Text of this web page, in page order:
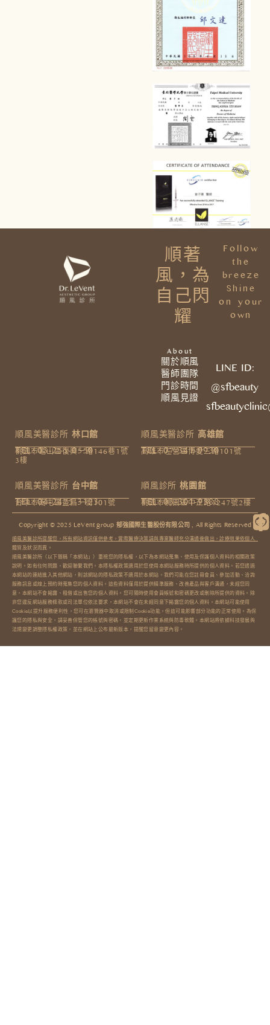
順著
風，為
自己閃
耀
Follow
the
breeze
Shine
on your
own
About
關於順風
醫師團隊
門診時間
順風見證
LINE ID:
@sfbeauty
順風美醫診所 林口館
TEL: 03-255-0550
桃園市龜山區復興一路146巷1號
3樓​
順風美醫診所 高雄館
TEL: 07-341-9930
高雄市左營區博愛三路101號
順風美醫診所 台中館
TEL: 04-2475-3123
台中市南屯區益昌一街101號
順風診所桃園館
TEL: 03-301-9588
桃園市桃園區中正路1247號2樓
Copyright © 2025 LeVent group 郁強國際生醫股份有限公司 , All Rights Reserved​
順風美醫診所提醒您，所有網站資訊僅供參考，實際醫療決策請與專業醫師充分溝通後做出，診療效果依個人
體質及狀況而異。
順風美醫診所（以下簡稱「本網站」）重視您的隱私權，以下為本網站蒐集、使用及保護個人資料的相關政策
說明。如有任何問題，歡迎聯繫我們。本隱私權政策適用於您使用本網站服務時所提供的個人資料。若您透過
本網站的連結進入其他網站，則該網站的隱私政策不適用於本網站。我們可能在您註冊會員、參加活動、洽詢
服務訊息或線上預約時蒐集您的個人資料。這些資料僅用於提供精準服務、改善產品與客戶溝通，未經您同
意，本網站不會揭露、租借或出售您的個人資料。您可隨時使用會員帳號和密碼更改或刪除所提供的資料。除
非您違反網站服務條款或司法單位依法要求，本網站不會在未經同意下揭露您的個人資料。本網站可能使用
Cookie以提升服務便利性，您可在瀏覽器中取消或限制Cookie功能，但這可能影響部分功能的正常使用。為保
護您的隱私與安全，請妥善保管您的帳號與密碼，並定期更新作業系統與防毒軟體。本網站將依據科技發展與
法規變更調整隱私權政策，並在網站上公布最新版本，提醒您留意變更內容。